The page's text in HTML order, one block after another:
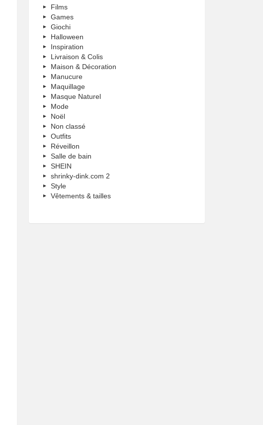
Films
Games
Giochi
Halloween
Inspiration
Livraison & Colis
Maison & Décoration
Manucure
Maquillage
Masque Naturel
Mode
Noël
Non classé
Outfits
Réveillon
Salle de bain
SHEIN
shrinky-dink.com 2
Style
Vêtements & tailles